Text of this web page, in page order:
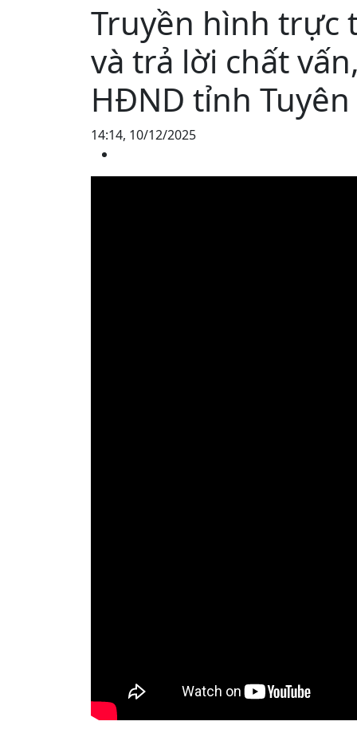
Truyền hình trực
và trả lời chất
HĐND tỉnh
14:14, 10/12/2025